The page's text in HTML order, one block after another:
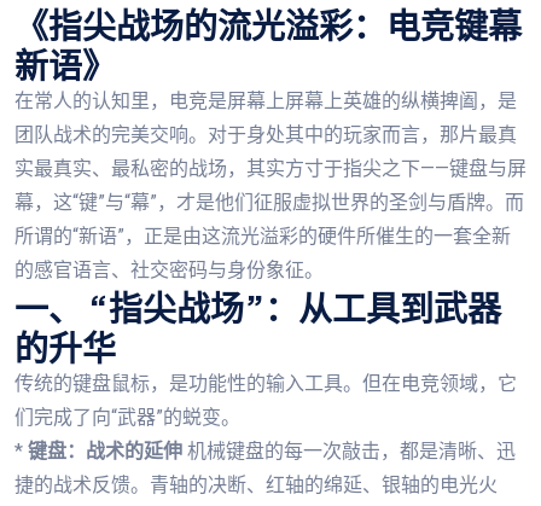
《指尖战场的流光溢彩：电竞键幕
新语》
在常人的认知里，电竞是屏幕上屏幕上英雄的纵横捭阖，是
团队战术的完美交响。对于身处其中的玩家而言，那片最真
实最真实、最私密的战场，其实方寸于指尖之下——键盘与屏
幕，这“键”与“幕”，才是他们征服虚拟世界的圣剑与盾牌。而
所谓的“新语”，正是由这流光溢彩的硬件所催生的一套全新
的感官语言、社交密码与身份象征。
一、 “指尖战场”：从工具到武器
的升华
传统的键盘鼠标，是功能性的输入工具。但在电竞领域，它
们完成了向“武器”的蜕变。
* 键盘：战术的延伸 机械键盘的每一次敲击，都是清晰、迅
捷的战术反馈。青轴的决断、红轴的绵延、银轴的电光火